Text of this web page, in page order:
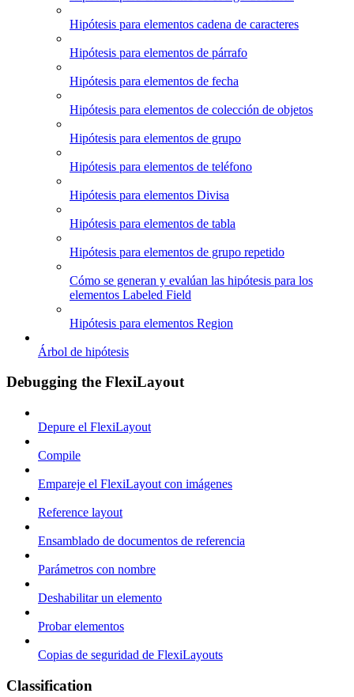
Hipótesis para elementos cadena de caracteres
Hipótesis para elementos de párrafo
Hipótesis para elementos de fecha
Hipótesis para elementos de colección de objetos
Hipótesis para elementos de grupo
Hipótesis para elementos de teléfono
Hipótesis para elementos Divisa
Hipótesis para elementos de tabla
Hipótesis para elementos de grupo repetido
Cómo se generan y evalúan las hipótesis para los
elementos Labeled Field
Hipótesis para elementos Region
Árbol de hipótesis
Debugging the FlexiLayout
Depure el FlexiLayout
Compile
Empareje el FlexiLayout con imágenes
Reference layout
Ensamblado de documentos de referencia
Parámetros con nombre
Deshabilitar un elemento
Probar elementos
Copias de seguridad de FlexiLayouts
Classification